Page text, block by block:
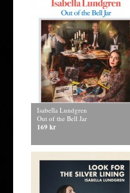
Isabella Lundgren
Out of the Bell Jar
169 kr